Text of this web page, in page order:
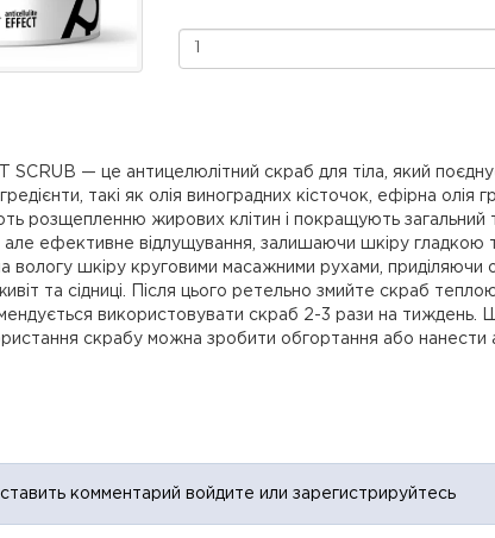
SCRUB — це антицелюлітний скраб для тіла, який
такі як олія виноградних кісточок, ефірна
розщепленню жирових клітин і покращують загальний
але ефективне відлущування, залишаючи шкіру гладкою
вологу шкіру круговими масажними рухами, приділяючи
та сідниці. Після цього ретельно змийте скраб
використовувати скраб 2-3 рази на тиждень.
скрабу можна зробити обгортання або нанести
комментарий войдите или зарегистрируйтесь